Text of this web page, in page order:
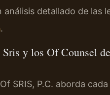
análisis detallado de las
.
y los Of Counsel
SRIS, P.C. aborda